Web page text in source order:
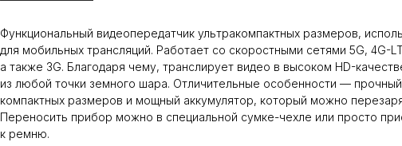
Функциональный видеопередатчик ультракомпактных размеров,
для мобильных трансляций. Работает со скоростными сетями 5G, 4G-
а также 3G. Благодаря чему, транслирует видео в высоком HD-
из любой точки земного шара. Отличительные особенности —
компактных размеров и мощный аккумулятор, который можно
Переносить прибор можно в специальной сумке-чехле или просто
к ремню.